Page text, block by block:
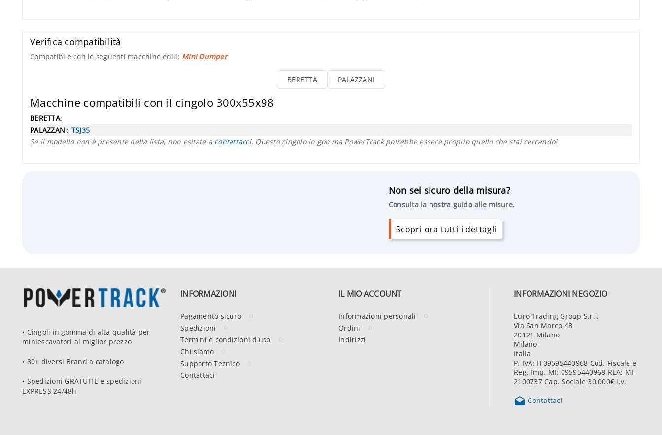
Verifica compatibilità
Compatibile con le seguenti macchine edili: Mini Dumper
BERETTA PALAZZANI
Macchine compatibili con il cingolo 300x55x98
BERETTA:
PALAZZANI: TSJ35
Se il modello non è presente nella lista, non esitate a contattarci. Questo cingolo in gomma PowerTrack potrebbe essere proprio quello che stai cercando!
Non sei sicuro della misura?
Consulta la nostra guida alle misure.
Scopri ora tutti i dettagli
• Cingoli in gomma di alta qualità per
miniescavatori al miglior prezzo
• 80+ diversi Brand a catalogo
• Spedizioni GRATUITE e spedizioni
EXPRESS 24/48h
INFORMAZIONI
Pagamento sicuro
Spedizioni
Termini e condizioni d'uso
Chi siamo
Supporto Tecnico
Contattaci
IL MIO ACCOUNT
Informazioni personali
Ordini
Indirizzi
INFORMAZIONI NEGOZIO
Euro Trading Group S.r.l.
Via San Marco 48
20121 Milano
Milano
Italia
P. IVA: IT09595440968 Cod. Fiscale e
Reg. Imp. MI: 09595440968 REA: MI-
2100737 Cap. Sociale 30.000€ i.v.
 Contattaci